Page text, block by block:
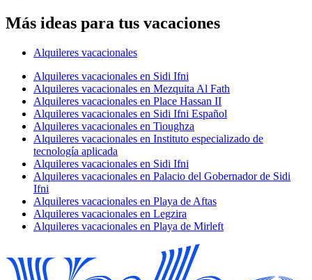
Más ideas para tus vacaciones
Alquileres vacacionales
Alquileres vacacionales en Sidi Ifni
Alquileres vacacionales en Mezquita Al Fath
Alquileres vacacionales en Place Hassan II
Alquileres vacacionales en Sidi Ifni Español
Alquileres vacacionales en Tioughza
Alquileres vacacionales en Instituto especializado de
tecnología aplicada
Alquileres vacacionales en Sidi Ifni
Alquileres vacacionales en Palacio del Gobernador de Sidi
Ifni
Alquileres vacacionales en Playa de Aftas
Alquileres vacacionales en Legzira
Alquileres vacacionales en Playa de Mirleft